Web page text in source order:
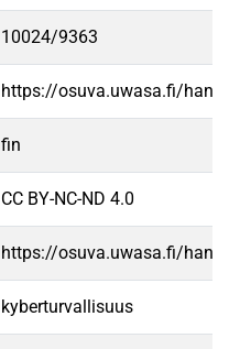
10024/9363
https://osuva.uwasa.fi/
fin
CC BY-NC-ND 4.0
https://osuva.uwasa.fi/
kyberturvallisuus